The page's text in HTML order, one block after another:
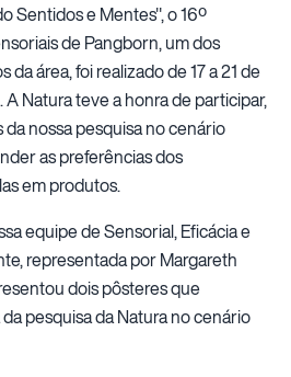
Sentidos e Mentes", o 16º
de Pangborn, um dos
área, foi realizado de 17 a 21 de
A Natura teve a honra de participar,
nossa pesquisa no cenário
as preferências dos
em produtos.
equipe de Sensorial, Eficácia e
representada por Margareth
dois pôsteres que
pesquisa da Natura no cenário